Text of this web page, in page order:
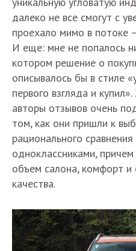
далеко не все смогут с
проехало мимо в потоке
И еще: мне не попалось
котором решение о
описывалось бы в стиле
первого взгляда и
авторы отзывов очень
том, как они пришли к
рационального
одноклассниками,
объем салона, комфорт
качества.